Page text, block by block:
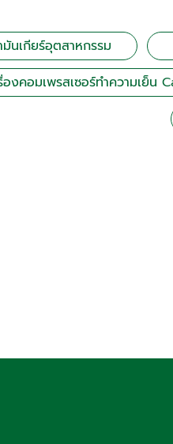
มันเกียร์อุตสาหกรรม
องคอมเพรสเซอร์ทำความเย็น